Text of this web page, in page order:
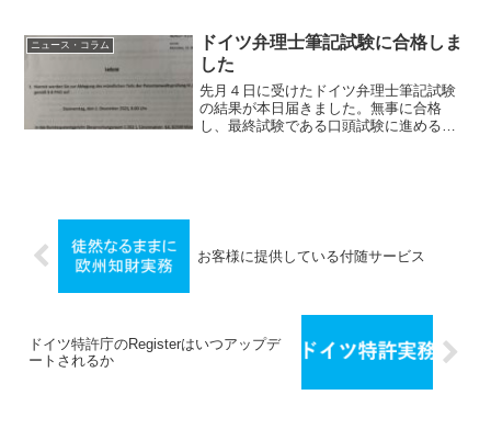
ケジュールは以下のよ...
ニュース・コラム
ドイツ弁理士筆記試験に合格しま
した
先月４日に受けたドイツ弁理士筆記試験
の結果が本日届きました。無事に合格
し、最終試験である口頭試験に進めるこ
お客様に提供している付随サービス
ドイツ特許庁のRegisterはいつアップデ
ートされるか